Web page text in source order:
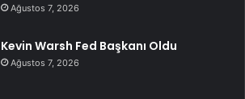
Ağustos 7, 2026
Kevin Warsh Fed Başkanı Oldu
Ağustos 7, 2026